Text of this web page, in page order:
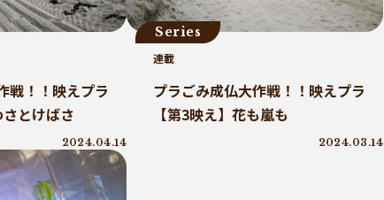
戦！！映えプラ
さとけばさ
2024.04.14
Series
連載
プラごみ成仏大作戦！！映えプラ
【第3映え】花も嵐も
2024.03.14